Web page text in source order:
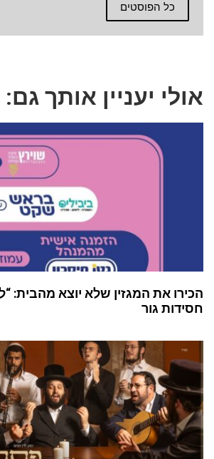
כל הפוסטים
אולי יעניין אותך גם:
הכירו את המגזין שלא יוצא מהבית:
חסידות גור